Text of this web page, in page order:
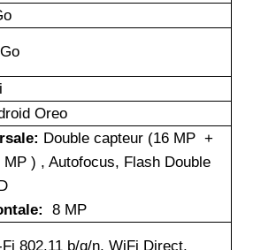
Oreo
Double capteur (16 MP +
MP ) , Autofocus, Flash Double
8 MP
802.11 b/g/n, WiFi Direct,